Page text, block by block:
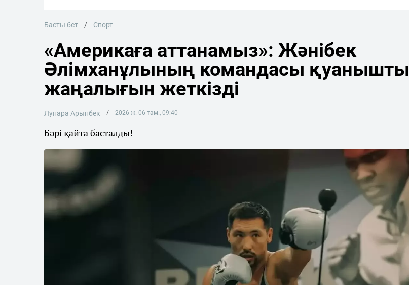
Басты бет Спорт
«Америкаға аттанамыз»: Жәнібек
Әлімханұлының командасы қуанышты
жаңалығын жеткізді
Лунара Арынбек 2026 ж. 06 там., 09:40
Бәрі қайта басталды!